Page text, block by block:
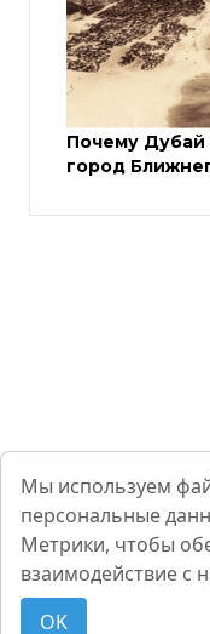
Почему Дубай
город
Мы используем
персональные
Метрики, чтобы
взаимодействие с
OK